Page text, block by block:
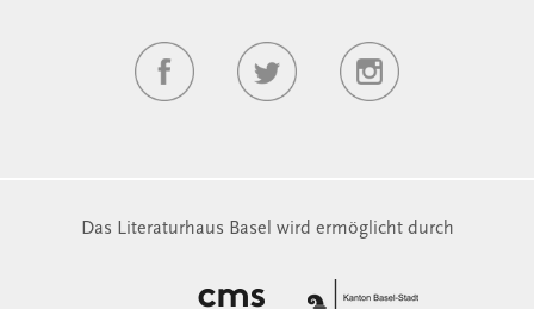
Das Literaturhaus Basel wird ermöglicht durch